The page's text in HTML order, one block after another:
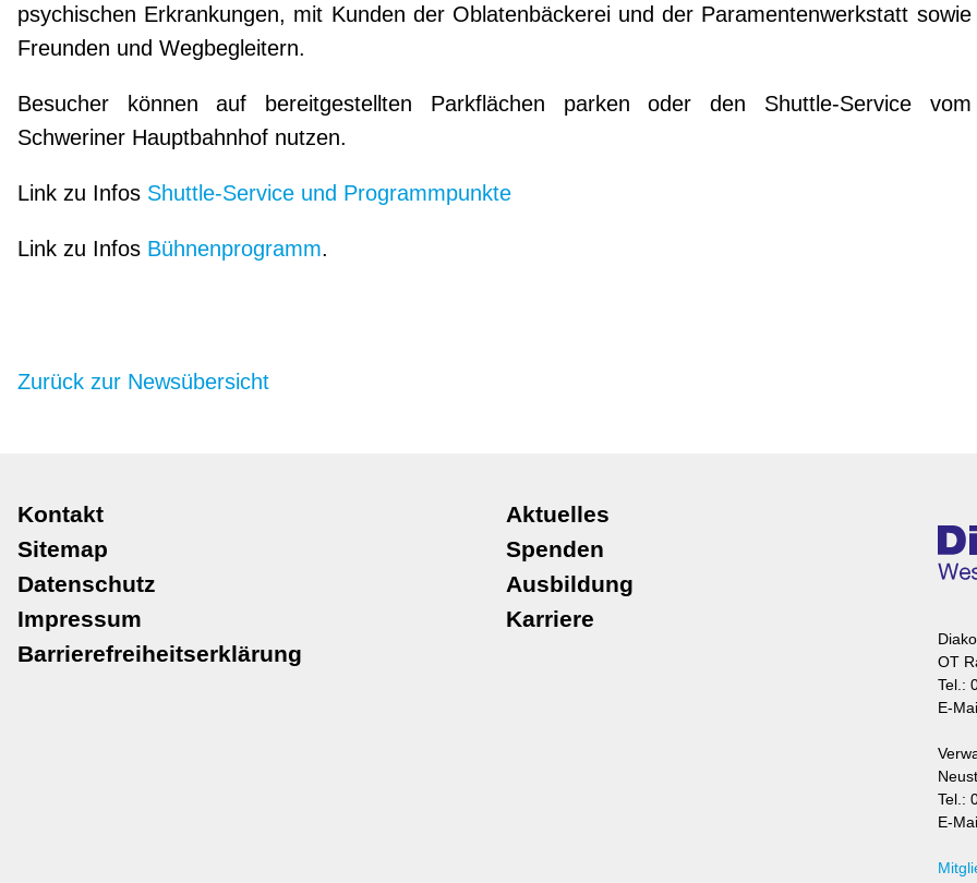
psychischen Erkrankungen, mit Kunden der Oblatenbäckerei und der Paramentenwerkstatt sowie
Freunden und Wegbegleitern.
Besucher können auf bereitgestellten Parkflächen parken oder den Shuttle-Service vom
Schweriner Hauptbahnhof nutzen.
Link zu Infos Shuttle-Service und Programmpunkte
Link zu Infos Bühnenprogramm.
Zurück zur Newsübersicht
Navigation
überspringen
Kontakt
Sitemap
Datenschutz
Impressum
Barrierefreiheitserklärung
Navigation
überspringen
Aktuelles
Spenden
Ausbildung
Karriere
OT
Tel.:
E-
Tel.:
E-